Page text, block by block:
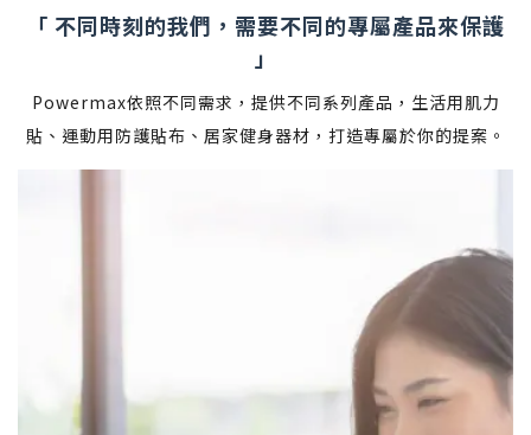
「 不同時刻的我們，需要不同的專屬產品來保護
」
Powermax依照不同需求，提供不同系列產品，生活用肌力
貼、運動用防護貼布、居家健身器材，打造專屬於你的提案。